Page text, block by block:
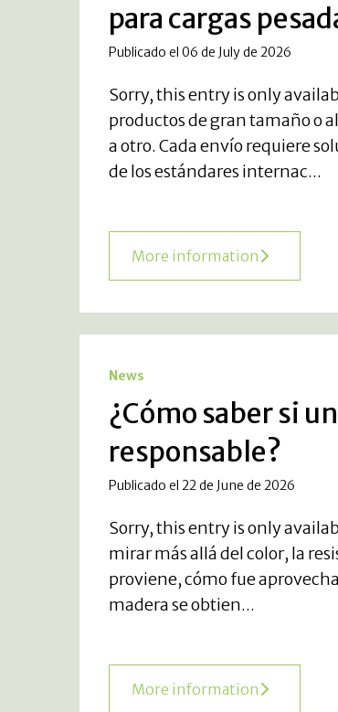
para cargas
Publicado el 06 de July de 2026
Sorry, this entry is only
productos de gran tamaño o
a otro. Cada envío requiere
de los estándares internac...
More information
News
¿Cómo saber si
responsable?
Publicado el 22 de June de 2026
Sorry, this entry is only
mirar más allá del color, la
proviene, cómo fue
madera se obtien...
More information